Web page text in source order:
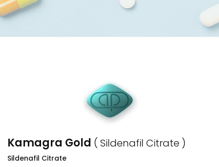
Kamagra Gold ( Sildenafil Citrate )
Sildenafil Citrate